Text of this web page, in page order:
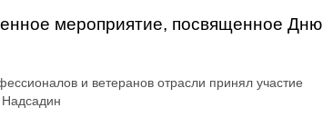
мероприятие, посвященное Дню
и ветеранов отрасли принял участие